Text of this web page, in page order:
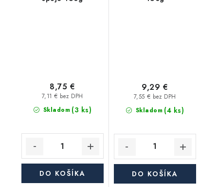
Skladom (3 ks)
7,11 € bez DPH
8,75 €
DO KOŠÍKA
Skladom (4 ks)
7,55 € bez DPH
9,29 €
DO KOŠÍKA